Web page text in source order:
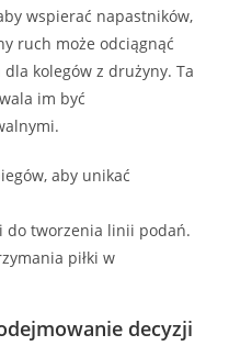
wspierać napastników,
ruch może odciągnąć
kolegów z drużyny. Ta
im być
aby unikać
do tworzenia linii podań.
piłki w
decyzji